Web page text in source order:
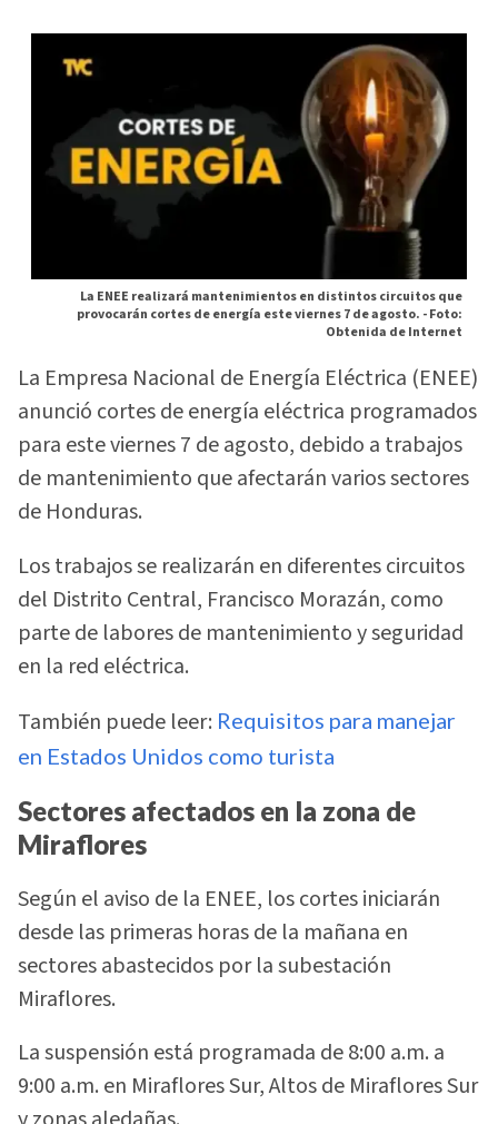
La ENEE realizará mantenimientos en distintos circuitos que
provocarán cortes de energía este viernes 7 de agosto. -Foto:
Obtenida de Internet
La Empresa Nacional de Energía Eléctrica (ENEE)
anunció cortes de energía eléctrica programados
para este viernes 7 de agosto, debido a trabajos
de mantenimiento que afectarán varios sectores
de Honduras.
Los trabajos se realizarán en diferentes circuitos
del Distrito Central, Francisco Morazán, como
parte de labores de mantenimiento y seguridad
en la red eléctrica.
También puede leer: Requisitos para manejar
en Estados Unidos como turista
Sectores afectados en la zona de
Miraflores
Según el aviso de la ENEE, los cortes iniciarán
desde las primeras horas de la mañana en
sectores abastecidos por la subestación
Miraflores.
La suspensión está programada de 8:00 a.m. a
9:00 a.m. en Miraflores Sur, Altos de Miraflores Sur